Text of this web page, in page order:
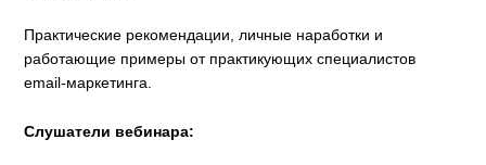
Практические рекомендации, личные наработки и
работающие примеры от практикующих специалистов
email-маркетинга.
Слушатели вебинара: